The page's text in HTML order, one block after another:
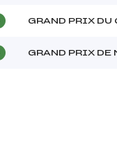
GRAND PRIX DU
GRAND PRIX DE